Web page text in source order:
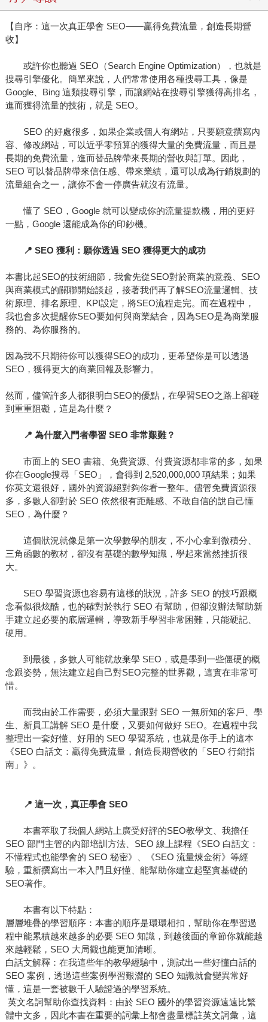
【自序：這一次真正學會 SEO——贏得免費流量，創造長期營
收】
或許你也聽過 SEO（Search Engine Optimization），也就是
搜尋引擎優化。簡單來說，人們常常使用各種搜尋工具，像是
Google、Bing 這類搜尋引擎，而讓網站在搜尋引擎獲得高排名，
進而獲得流量的技術，就是 SEO。
SEO 的好處很多，如果企業或個人有網站，只要願意撰寫內
容、修改網站，可以近乎零預算的獲得大量的免費流量，而且是
長期的免費流量，進而替品牌帶來長期的營收與訂單。因此，
SEO 可以替品牌帶來信任感、帶來業績，還可以成為行銷規劃的
流量組合之一，讓你不會一停廣告就沒有流量。
懂了 SEO，Google 就可以變成你的流量提款機，用的更好
一點，Google 還能成為你的印鈔機。
📍 SEO 獲利：願你透過 SEO 獲得更大的成功
本書比起SEO的技術細節，我會先從SEO對於商業的意義、SEO
與商業模式的關聯開始談起，接著我們再了解SEO流量邏輯、技
術原理、排名原理、KPI設定，將SEO流程走完。而在過程中，
我也會多次提醒你SEO要如何與商業結合，因為SEO是為商業服
務的、為你服務的。
因為我不只期待你可以獲得SEO的成功，更希望你是可以透過
SEO，獲得更大的商業回報及影響力。
然而，儘管許多人都很明白SEO的優點，在學習SEO之路上卻碰
到重重阻礙，這是為什麼？
📍 為什麼入門者學習 SEO 非常艱難？
市面上的 SEO 書籍、免費資源、付費資源都非常的多，如果
你在Google搜尋「SEO」，會得到 2,520,000,000 項結果；如果
你英文還很好，國外的資源絕對夠你看一整年。儘管免費資源很
多，多數人卻對於 SEO 依然很有距離感、不敢自信的說自己懂
SEO，為什麼？
這個狀況就像是第一次學數學的朋友，不小心拿到微積分、
三角函數的教材，卻沒有基礎的數學知識，學起來當然挫折很
大。
SEO 學習資源也容易有這樣的狀況，許多 SEO 的技巧跟概
念看似很炫酷，也的確對於執行 SEO 有幫助，但卻沒辦法幫助新
手建立起必要的底層邏輯，導致新手學習非常困難，只能硬記、
硬用。
到最後，多數人可能就放棄學 SEO，或是學到一些僵硬的概
念跟姿勢，無法建立起自己對SEO完整的世界觀，這實在非常可
惜。
而我由於工作需要，必須大量跟對 SEO 一無所知的客戶、學
生、新員工講解 SEO 是什麼，又要如何做好 SEO。在過程中我
整理出一套好懂、好用的 SEO 學習系統，也就是你手上的這本
《SEO 白話文：贏得免費流量，創造長期營收的「SEO 行銷指
南」》。
📍 這一次，真正學會 SEO
本書萃取了我個人網站上廣受好評的SEO教學文、我擔任
SEO 部門主管的內部培訓方法、SEO 線上課程《SEO 白話文：
不懂程式也能學會的 SEO 秘密》、《SEO 流量煉金術》等經
驗，重新撰寫出一本入門且好懂、能幫助你建立起堅實基礎的
SEO著作。
本書有以下特點：
層層堆疊的學習順序：本書的順序是環環相扣，幫助你在學習過
程中能累積越來越多的必要 SEO 知識，到越後面的章節你就能越
來越輕鬆，SEO 大局觀也能更加清晰。
白話文解釋：在我這些年的教學經驗中，測試出一些好懂白話的
SEO 案例，透過這些案例學習艱澀的 SEO 知識就會變異常好
懂，這是一套被數千人驗證過的學習系統。
英文名詞幫助你查找資料：由於 SEO 國外的學習資源遠遠比繁
體中文多，因此本書在重要的詞彙上都會盡量標註英文詞彙，這